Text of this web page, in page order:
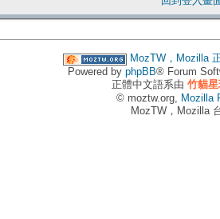
MozTW，Mozilla
Powered by phpBB® Forum
正體中文語系由 竹貓星
© moztw.org, Mozilla
MozTW，Mozilla